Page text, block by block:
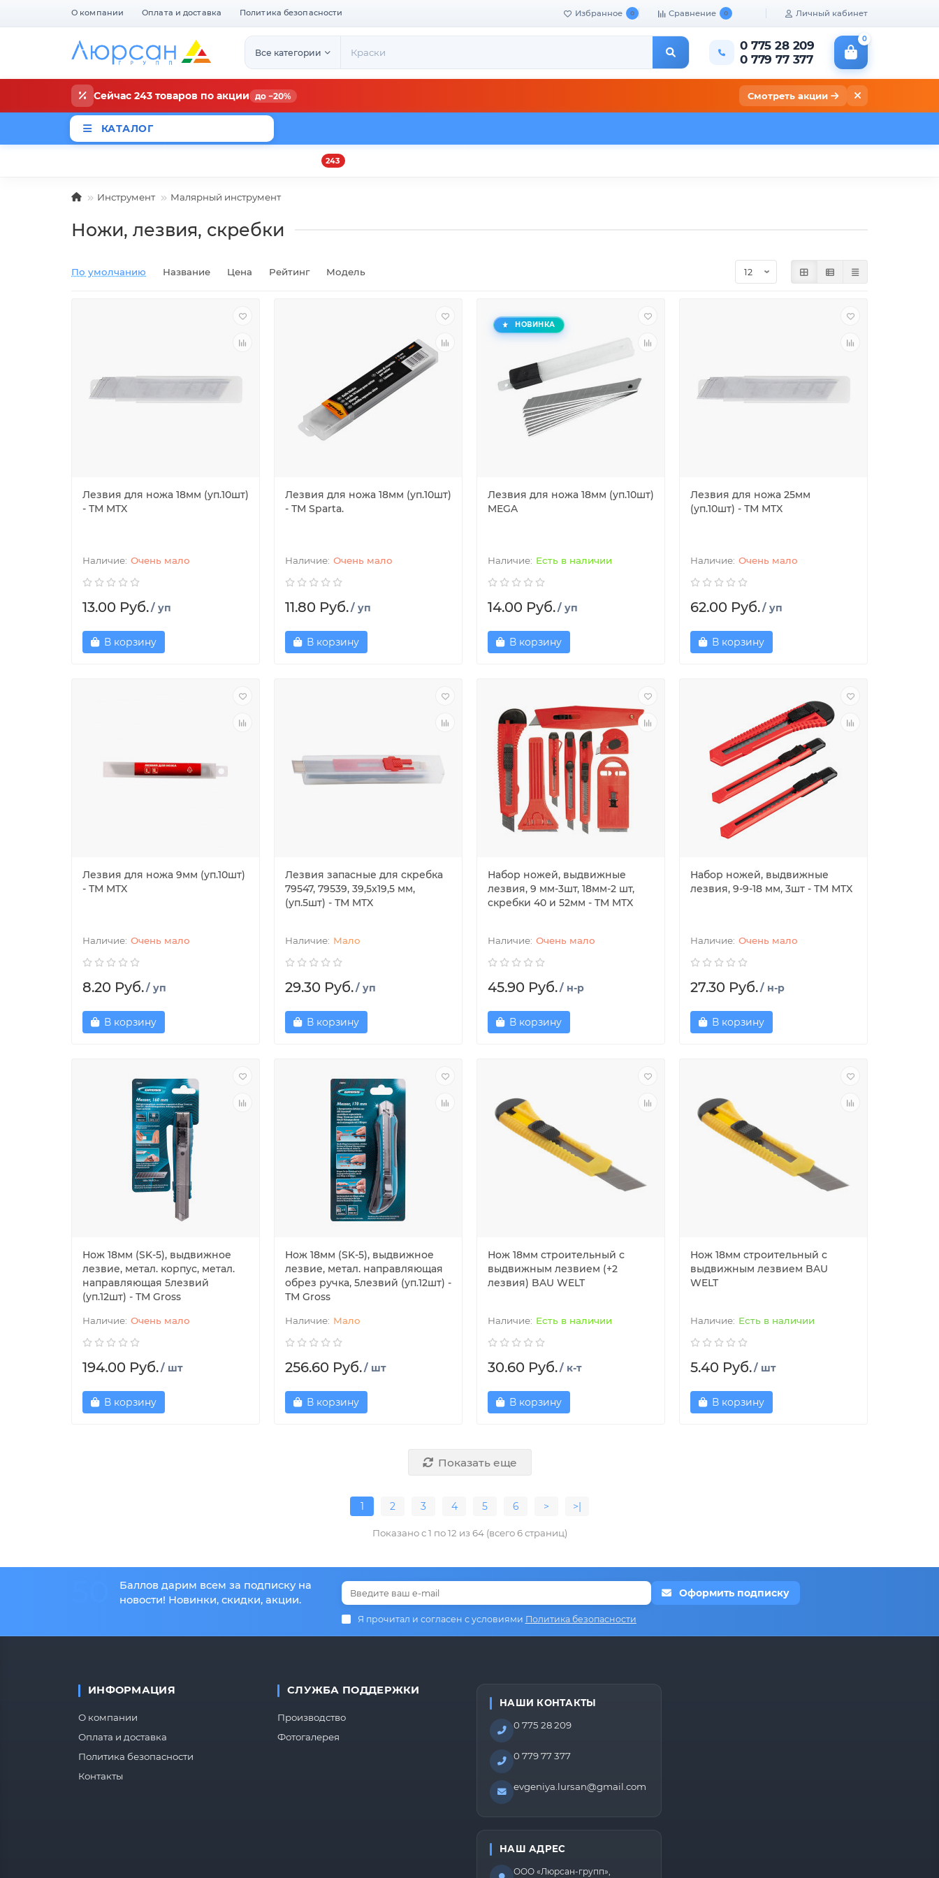
О компании Оплата и доставка Политика безопасности Избранное 0 Сравнение 0 Личный кабинет
Все категории
0 775 28 209
0 779 77 377
0
Сейчас 243 товаров по акции до −20% Смотреть акции
КАТАЛОГ
243
Инструмент Малярный инструмент
Ножи, лезвия, скребки
По умолчанию Название Цена Рейтинг Модель
Лезвия для ножа 18мм (уп.10шт)
- ТМ MTX
Очень мало
13.00 Руб./ уп
В корзину
Лезвия для ножа 18мм (уп.10шт)
- ТМ Sparta.
Очень мало
11.80 Руб./ уп
В корзину
НОВИНКА
Лезвия для ножа 18мм (уп.10шт)
MEGA
Есть в наличии
14.00 Руб./ уп
В корзину
Лезвия для ножа 25мм
(уп.10шт) - ТМ MTX
Очень мало
62.00 Руб./ уп
В корзину
Лезвия для ножа 9мм (уп.10шт)
- ТМ MTX
Очень мало
8.20 Руб./ уп
В корзину
Лезвия запасные для скребка
79547, 79539, 39,5x19,5 мм,
(уп.5шт) - ТМ MTX
Мало
29.30 Руб./ уп
В корзину
Набор ножей, выдвижные
лезвия, 9 мм-3шт, 18мм-2 шт,
скребки 40 и 52мм - TM MTX
Очень мало
45.90 Руб./ н-р
В корзину
Набор ножей, выдвижные
лезвия, 9-9-18 мм, 3шт - TM MTX
Очень мало
27.30 Руб./ н-р
В корзину
Нож 18мм (SK-5), выдвижное
лезвие, метал. корпус, метал.
направляющая 5лезвий
(уп.12шт) - ТМ Gross
Очень мало
194.00 Руб./ шт
В корзину
Нож 18мм (SK-5), выдвижное
лезвие, метал. направляющая
обрез ручка, 5лезвий (уп.12шт) -
ТМ Gross
Мало
256.60 Руб./ шт
В корзину
Нож 18мм строительный с
выдвижным лезвием (+2
лезвия) BAU WELT
Есть в наличии
30.60 Руб./ к-т
В корзину
Нож 18мм строительный с
выдвижным лезвием BAU
WELT
Есть в наличии
5.40 Руб./ шт
В корзину
Показать еще
1 2 3 4 5 6 > >|
Показано с 1 по 12 из 64 (всего 6 страниц)
Баллов дарим всем за подписку на
новости! Новинки, скидки, акции.
Оформить подписку
Я прочитал и согласен с условиями Политика безопасности
ИНФОРМАЦИЯ
О компании
Оплата и доставка
Политика безопасности
Контакты
СЛУЖБА ПОДДЕРЖКИ
Производство
Фотогалерея
НАШИ КОНТАКТЫ
0 775 28 209
0 779 77 377
evgeniya.lursan@gmail.com
НАШ АДРЕС
ООО «Люрсан-групп»,